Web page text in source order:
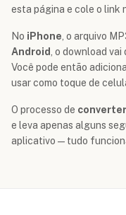
esta página e cole o link
No iPhone , o arquivo
Android , o download
Você pode então
usar como toque de
O processo de
e leva apenas alguns
aplicativo — tudo